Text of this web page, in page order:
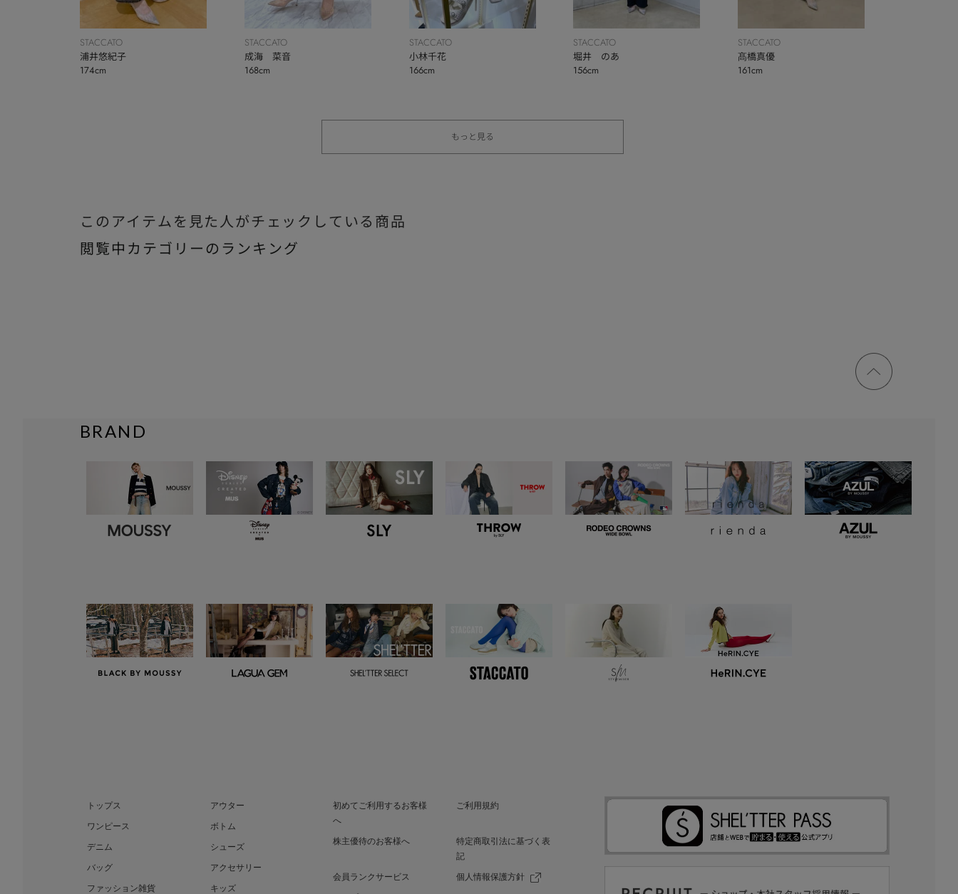
STACCATO
浦井悠紀子
174cm
STACCATO
成海 菜音
168cm
STACCATO
小林千花
166cm
STACCATO
堀井 のあ
156cm
STACCATO
髙橋真優
161cm
もっと見る
このアイテムを見た人がチェックしている商品
閲覧中カテゴリーのランキング
ページ
トップ
BRAND
トップス
アウター
ワンピース
ボトム
デニム
シューズ
バッグ
アクセサリー
ファッション雑貨
キッズ
初めてご利用するお客様
へ
ご利用規約
株主優待のお客様へ
特定商取引法に基づく表
記
会員ランクサービス
個人情報保護方針